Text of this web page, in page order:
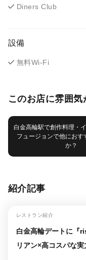
Diners Club
設備
無料Wi-Fi
このお店に雰囲気
白金高輪駅で創作料理・
フュージョンで他におす
か？
紹介記事
レストラン紹介
白金高輪デートに『
リアン×高コスパな実